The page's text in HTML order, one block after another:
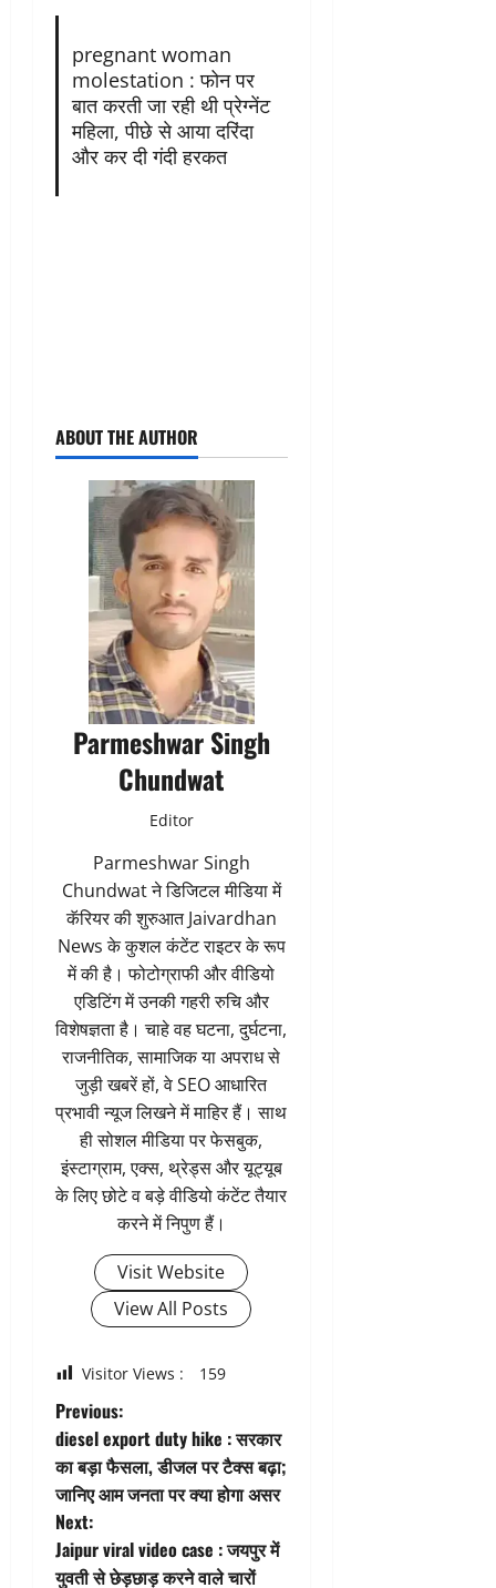
pregnant woman
molestation : फोन पर
बात करती जा रही थी प्रेग्नेंट
महिला, पीछे से आया दरिंदा
और कर दी गंदी हरकत
ABOUT THE AUTHOR
Parmeshwar Singh
Chundwat
Editor
Parmeshwar Singh
Chundwat ने डिजिटल मीडिया में
कॅरियर की शुरुआत Jaivardhan
News के कुशल कंटेंट राइटर के रूप
में की है। फोटोग्राफी और वीडियो
एडिटिंग में उनकी गहरी रुचि और
विशेषज्ञता है। चाहे वह घटना, दुर्घटना,
राजनीतिक, सामाजिक या अपराध से
जुड़ी खबरें हों, वे SEO आधारित
प्रभावी न्यूज लिखने में माहिर हैं। साथ
ही सोशल मीडिया पर फेसबुक,
इंस्टाग्राम, एक्स, थ्रेड्स और यूट्यूब
के लिए छोटे व बड़े वीडियो कंटेंट तैयार
करने में निपुण हैं।
Visit Website
View All Posts
Visitor Views : 159
P
o
s
t
Previous:
diesel export duty hike : सरकार
का बड़ा फैसला, डीजल पर टैक्स बढ़ा;
जानिए आम जनता पर क्या होगा असर
Next:
Jaipur viral video case : जयपुर में
युवती से छेड़छाड़ करने वाले चारों